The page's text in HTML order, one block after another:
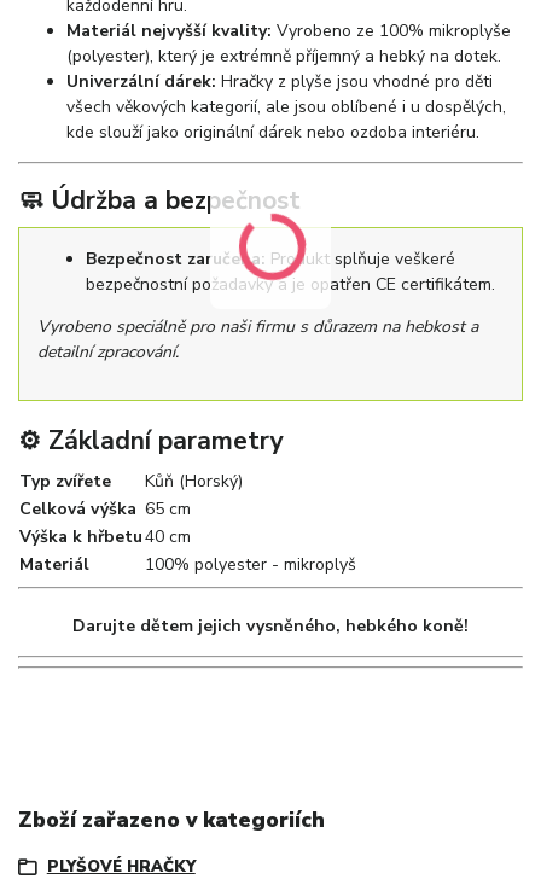
každodenní hru.
Materiál nejvyšší kvality: Vyrobeno ze 100% mikroplyše
(polyester), který je extrémně příjemný a hebký na dotek.
Univerzální dárek: Hračky z plyše jsou vhodné pro děti
všech věkových kategorií, ale jsou oblíbené i u dospělých,
kde slouží jako originální dárek nebo ozdoba interiéru.
🧼 Údržba a bezpečnost
Bezpečnost zaručena: Produkt splňuje veškeré
bezpečnostní požadavky a je opatřen CE certifikátem.
Vyrobeno speciálně pro naši firmu s důrazem na hebkost a
detailní zpracování.
⚙️ Základní parametry
Typ zvířete
Kůň (Horský)
Celková výška 65 cm
Výška k hřbetu40 cm
Materiál
100% polyester - mikroplyš
Darujte dětem jejich vysněného, hebkého koně!
Zboží zařazeno v kategoriích
PLYŠOVÉ HRAČKY